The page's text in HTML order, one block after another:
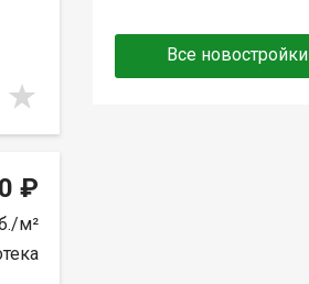
₽
м²
Все новостройки